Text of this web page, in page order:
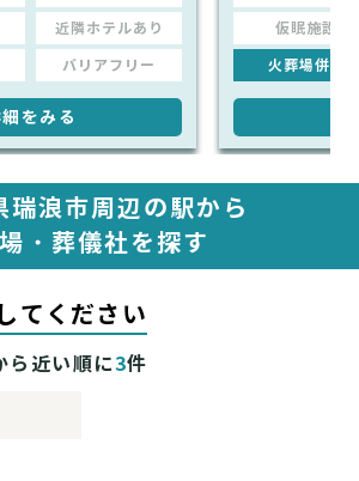
近隣ホテルあり
バリアフリー
をみる
仮眠施設
火葬場併設
瑞浪市周辺の駅から
・葬儀社を探す
てください
ら近い順に3件